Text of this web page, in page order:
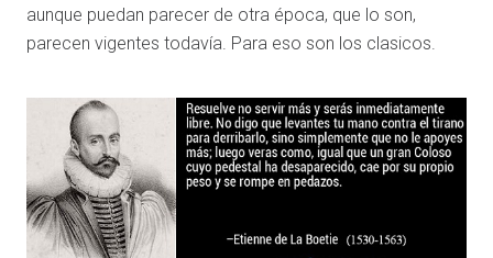
aunque puedan parecer de otra época, que lo son,
parecen vigentes todavía. Para eso son los clasicos.